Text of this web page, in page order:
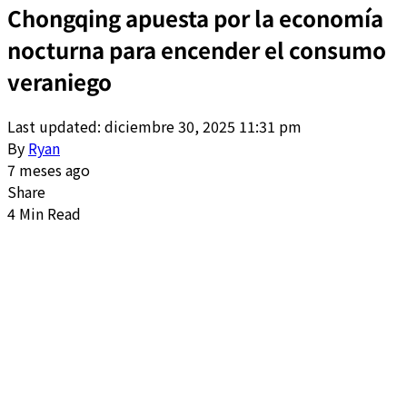
Chongqing apuesta por la economía
nocturna para encender el consumo
veraniego
Last updated: diciembre 30, 2025 11:31 pm
By Ryan
7 meses ago
Share
4 Min Read